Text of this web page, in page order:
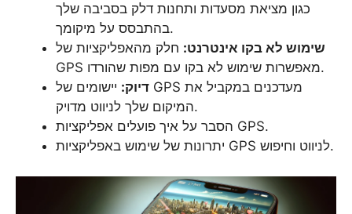
כגון מציאת מסעדות ותחנות דלק בסביבה שלך
בהתבסס על מיקומך.
שימוש לא בקו אינטרנט: חלק מהאפליקציות של
GPS מאפשרות שימוש לא בקו עם מפות שהורדו.
דיוק: יישומים של GPS מעדכנים במקביל את
המיקום שלך לניווט מדויק.
הסבר על איך פועלים אפליקציות GPS.
יתרונות של שימוש באפליקציות GPS לניווט וחיפוש.